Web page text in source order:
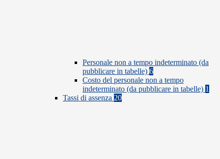
Personale non a tempo indeterminato (da
pubblicare in tabelle) 6
Costo del personale non a tempo
indeterminato (da pubblicare in tabelle) 1
Tassi di assenza 20